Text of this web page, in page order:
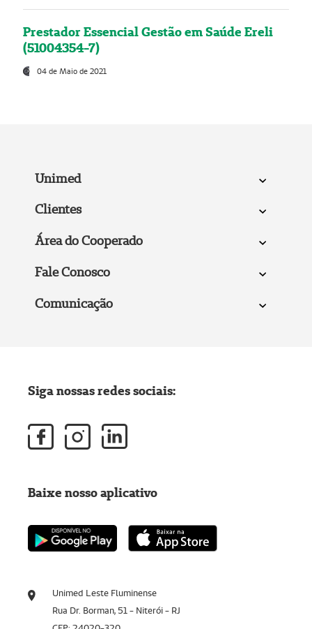
Prestador Essencial Gestão em Saúde Ereli
(51004354-7)
04 de Maio de 2021
Unimed
Clientes
Área do Cooperado
Fale Conosco
Comunicação
Unimed Leste Fluminense
Rua Dr. Borman, 51 - Niterói - RJ
Siga nossas redes sociais:
Baixe nosso aplicativo